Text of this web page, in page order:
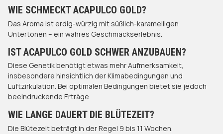
WIE SCHMECKT ACAPULCO GOLD?
Das Aroma ist erdig-würzig mit süßlich-karamelligen
Untertönen – ein wahres Geschmackserlebnis.
IST ACAPULCO GOLD SCHWER ANZUBAUEN?
Diese Genetik benötigt etwas mehr Aufmerksamkeit,
insbesondere hinsichtlich der Klimabedingungen und
Luftzirkulation. Bei optimalen Bedingungen bietet sie jedoch
beeindruckende Erträge.
WIE LANGE DAUERT DIE BLÜTEZEIT?
Die Blütezeit beträgt in der Regel 9 bis 11 Wochen.